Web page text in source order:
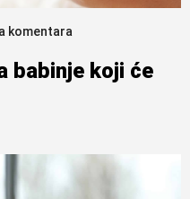
komentara
babinje koji će